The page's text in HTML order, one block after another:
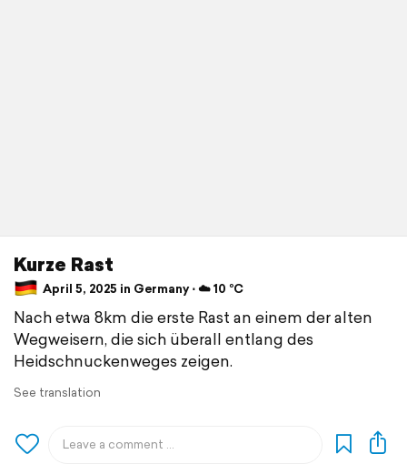
Kurze Rast
April 5, 2025 in Germany ⋅ ☁️ 10 °C
Nach etwa 8km die erste Rast an einem der alten
Wegweisern, die sich überall entlang des
Heidschnuckenweges zeigen.
See translation